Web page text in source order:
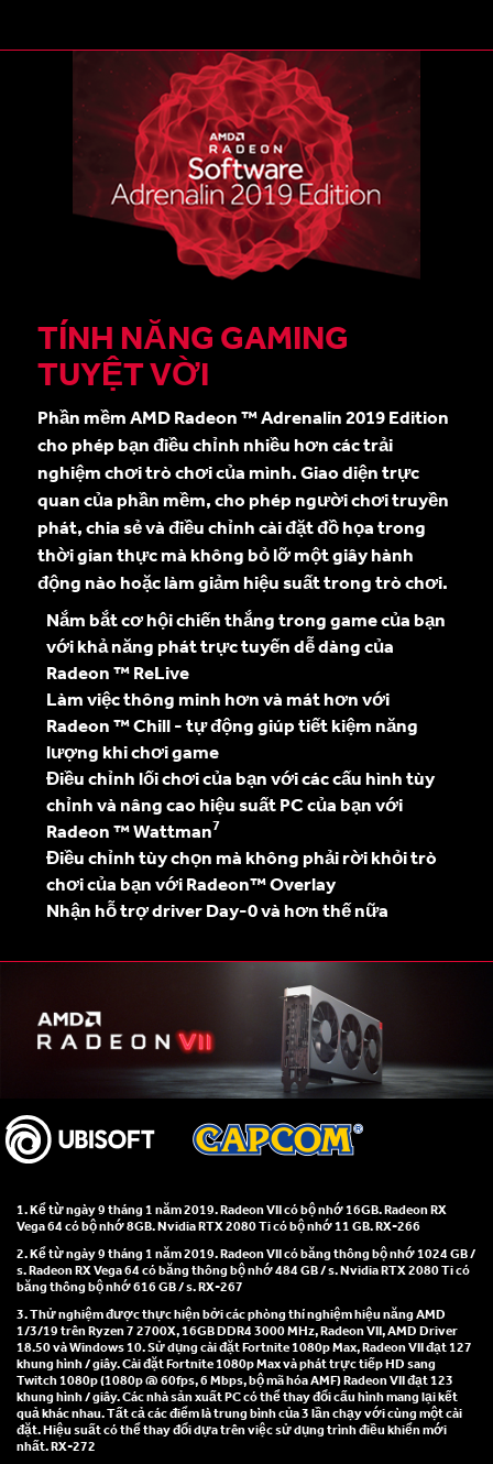
TÍNH NĂNG GAMING
TUYỆT VỜI
Phần mềm AMD Radeon ™ Adrenalin 2019 Edition
cho phép bạn điều chỉnh nhiều hơn các trải
nghiệm chơi trò chơi của mình. Giao diện trực
quan của phần mềm, cho phép người chơi truyền
phát, chia sẻ và điều chỉnh cài đặt đồ họa trong
thời gian thực mà không bỏ lỡ một giây hành
động nào hoặc làm giảm hiệu suất trong trò chơi.
Nắm bắt cơ hội chiến thắng trong game của bạn
với khả năng phát trực tuyến dễ dàng của
Radeon ™ ReLive
Làm việc thông minh hơn và mát hơn với
Radeon ™ Chill - tự động giúp tiết kiệm năng
lượng khi chơi game
Điều chỉnh lối chơi của bạn với các cấu hình tùy
chỉnh và nâng cao hiệu suất PC của bạn với
Radeon ™ Wattman7
Điều chỉnh tùy chọn mà không phải rời khỏi trò
chơi của bạn với Radeon™ Overlay
Nhận hỗ trợ driver Day-0 và hơn thế nữa
1. Kể từ ngày 9 tháng 1 năm 2019. Radeon VII có bộ nhớ 16GB. Radeon RX
Vega 64 có bộ nhớ 8GB. Nvidia RTX 2080 Ti có bộ nhớ 11 GB. RX-266
2. Kể từ ngày 9 tháng 1 năm 2019. Radeon VII có băng thông bộ nhớ 1024 GB /
s. Radeon RX Vega 64 có băng thông bộ nhớ 484 GB / s. Nvidia RTX 2080 Ti có
băng thông bộ nhớ 616 GB / s. RX-267
3. Thử nghiệm được thực hiện bởi các phòng thí nghiệm hiệu năng AMD
1/3/19 trên Ryzen 7 2700X, 16GB DDR4 3000 MHz, Radeon VII, AMD Driver
18.50 và Windows 10. Sử dụng cài đặt Fortnite 1080p Max, Radeon VII đạt 127
khung hình / giây. Cài đặt Fortnite 1080p Max và phát trực tiếp HD sang
Twitch 1080p (1080p @ 60fps, 6 Mbps, bộ mã hóa AMF) Radeon VII đạt 123
khung hình / giây. Các nhà sản xuất PC có thể thay đổi cấu hình mang lại kết
quả khác nhau. Tất cả các điểm là trung bình của 3 lần chạy với cùng một cài
đặt. Hiệu suất có thể thay đổi dựa trên việc sử dụng trình điều khiển mới
nhất. RX-272